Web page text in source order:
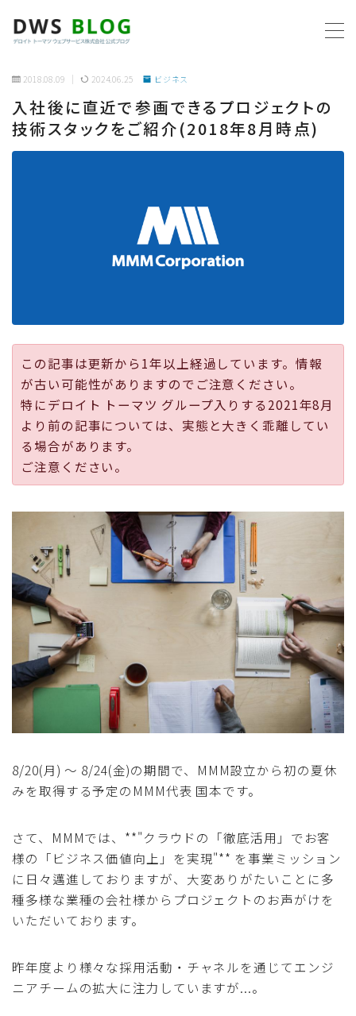
ホーム
AWS
社内制度
採用
公式ページ
2018.08.09 2024.06.25 ビジネス
入社後に直近で参画できるプロジェクトの
技術スタックをご紹介(2018年8月時点)
この記事は更新から1年以上経過しています。情報
が古い可能性がありますのでご注意ください。
特にデロイト トーマツ グループ入りする2021年8月
より前の記事については、実態と大きく乖離してい
る場合があります。
ご注意ください。
8/20(月) 〜 8/24(金)の期間で、MMM設立から初の夏休
みを取得する予定のMMM代表 国本です。
さて、MMMでは、**"クラウドの「徹底活用」でお客
様の「ビジネス価値向上」を実現"** を事業ミッション
に日々邁進しておりますが、大変ありがたいことに多
種多様な業種の会社様からプロジェクトのお声がけを
いただいております。
昨年度より様々な採用活動・チャネルを通じてエンジ
ニアチームの拡大に注力していますが...。